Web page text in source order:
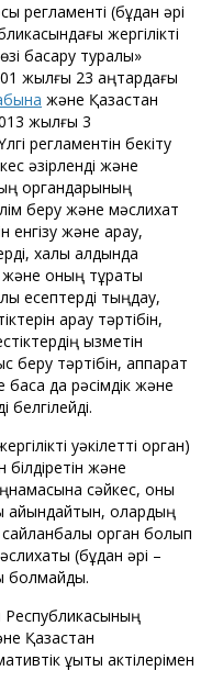
регламенті (бұдан әрі
жергілікті
басқару туралы»
жылғы 23 қаңтардағы
және Қазақстан
жылғы 3
регламентін бекіту
әзірленді және
органдарының
беру және мәслихат
және қарау,
халық алдында
оның тұрақты
есептерді тыңдау,
қарау тәртібін,
қызметін
беру тәртібін, аппарат
да рәсімдік және
уәкілетті орган)
білдіретін және
сәйкес, оны
айқындайтын, олардың
орган болып
(бұдан әрі –
болмайды.
Республикасының
Қазақстан
құқықтық актілерімен